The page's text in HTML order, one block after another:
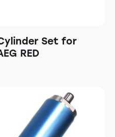
Set for
RED